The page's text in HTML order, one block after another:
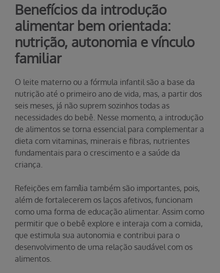
Benefícios da introdução
alimentar bem orientada:
nutrição, autonomia e vínculo
familiar
O leite materno ou a fórmula infantil são a base da
nutrição até o primeiro ano de vida, mas, a partir dos
seis meses, já não suprem sozinhos todas as
necessidades do bebê. Nesse momento, a introdução
de alimentos se torna essencial para complementar a
dieta com vitaminas, minerais e fibras, nutrientes
fundamentais para o crescimento e a saúde da
criança.
Refeições em família também são importantes, pois,
além de fortalecerem os laços afetivos, funcionam
como uma forma de educação alimentar. Assim como
permitir que o bebê explore e interaja com a comida,
que estimula sua autonomia e contribui para o
desenvolvimento de uma relação saudável com os
alimentos.